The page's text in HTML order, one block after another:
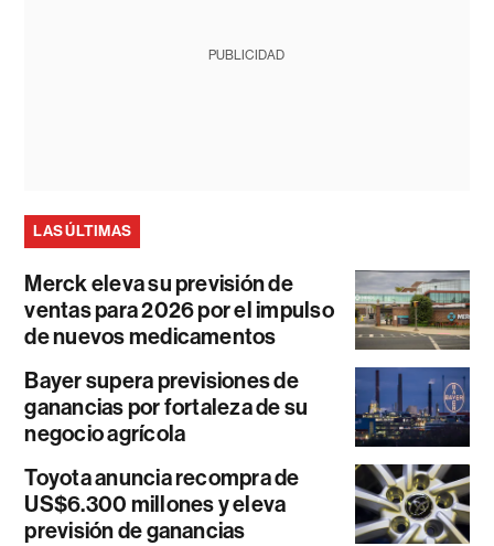
PUBLICIDAD
LAS ÚLTIMAS
Merck eleva su previsión de
ventas para 2026 por el impulso
de nuevos medicamentos
Bayer supera previsiones de
ganancias por fortaleza de su
negocio agrícola
Toyota anuncia recompra de
US$6.300 millones y eleva
previsión de ganancias